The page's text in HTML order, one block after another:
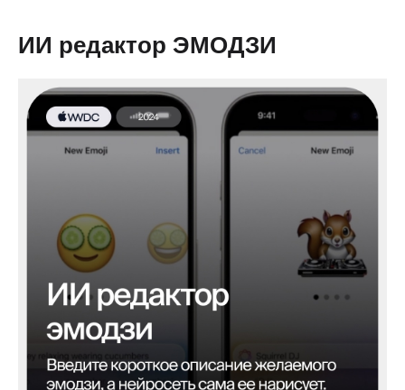
ИИ редактор ЭМОДЗИ